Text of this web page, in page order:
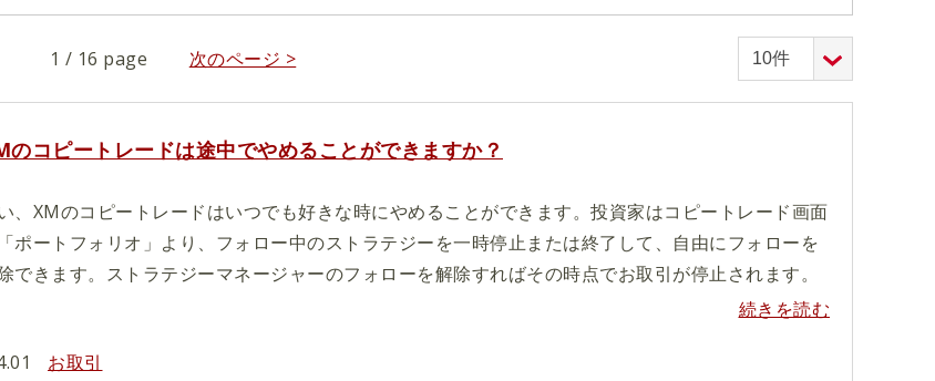
1 / 16 page 次のページ >
のコピートレードは途中でやめることができますか？
、XMのコピートレードはいつでも好きな時にやめることができます。投資家はコピートレード画面
ポートフォリオ」より、フォロー中のストラテジーを一時停止または終了して、自由にフォローを
できます。ストラテジーマネージャーのフォローを解除すればその時点でお取引が停止されます。
続きを読む
お取引